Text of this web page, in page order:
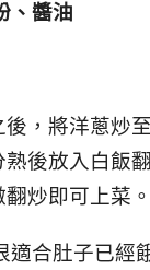
、醬油
，將洋蔥炒
後放入白飯
炒即可上菜。
合肚子已經